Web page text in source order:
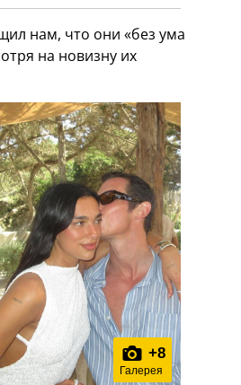
нам, что они «без ума
на новизну их
+8
Галерея